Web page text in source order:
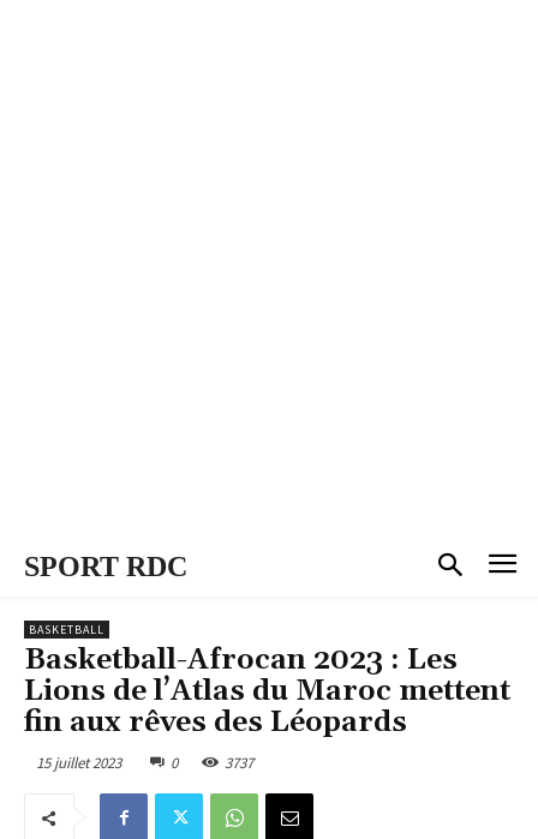
SPORT RDC
BASKETBALL
Basketball-Afrocan 2023 : Les
Lions de l’Atlas du Maroc mettent
fin aux rêves des Léopards
15 juillet 2023 0 3737